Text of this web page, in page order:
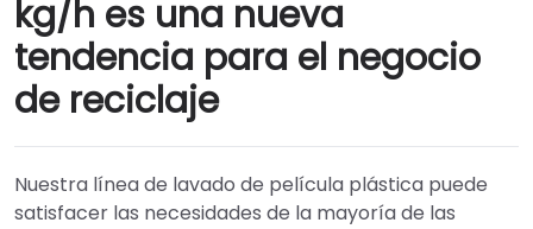
kg/h es una nueva
tendencia para el negocio
de reciclaje
Nuestra línea de lavado de película plástica puede
satisfacer las necesidades de la mayoría de las